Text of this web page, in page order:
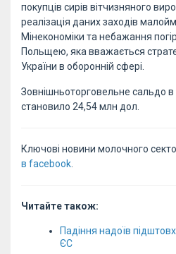
покупців сирів вітчизняного
реалізація даних заходів
Мінекономіки та небажання
Польщею, яка вважається
України в оборонній сфері.
Зовнішньоторговельне сальдо в
становило 24,54 млн дол.
Ключові новини молочного
в facebook
Читайте також:
Падіння надоїв
ЄС